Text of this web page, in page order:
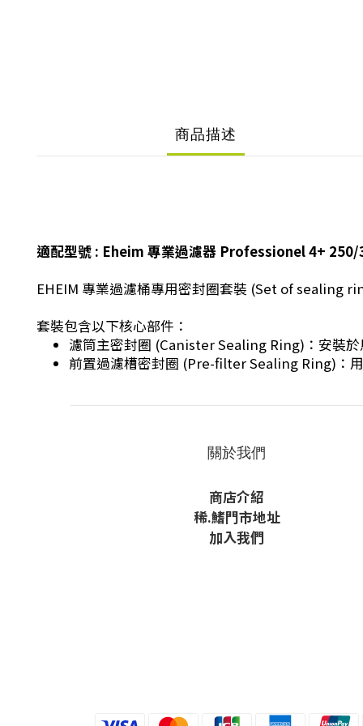
商品描述
適配型號 : Eheim 專業過濾器 Professionel 4+
EHEIM 專業過濾桶專用密封圈套裝 (Set of sealing
套裝包含以下核心部件：
濾筒主密封圈 (Canister Sealing Ring)：安裝
前置過濾槽密封圈 (Pre-filter Sealing Ring)：
關於我們
商店介紹
稀.鰭門市地址
加入我們